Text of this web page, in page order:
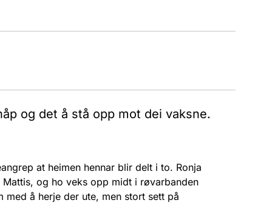
og det å stå opp mot dei vaksne.
at heimen hennar blir delt i to. Ronja
og ho veks opp midt i røvarbanden
med å herje der ute, men stort sett på